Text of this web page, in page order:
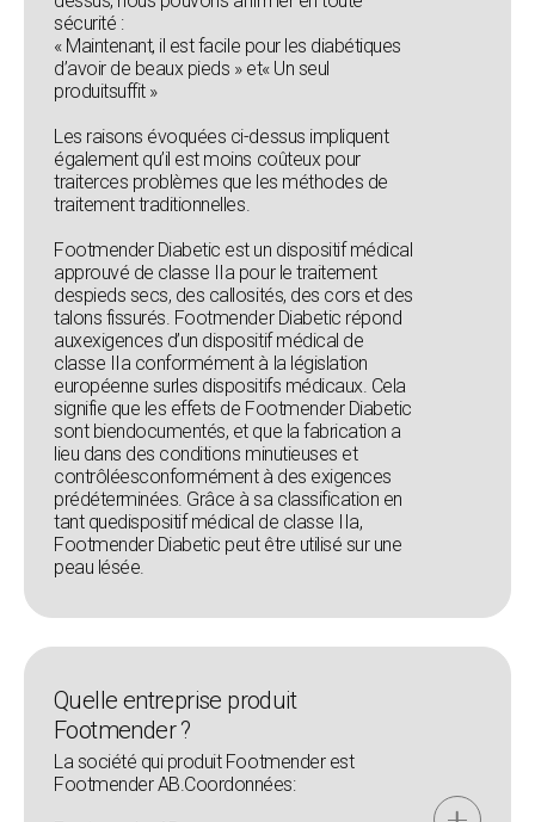
sécurité :
« Maintenant, il est facile pour les diabétiques
d’avoir de beaux pieds » et« Un seul
produitsuffit »
Les raisons évoquées ci-dessus impliquent
également qu’il est moins coûteux pour
traiterces problèmes que les méthodes de
traitement traditionnelles.
Footmender Diabetic est un dispositif médical
approuvé de classe IIa pour le traitement
despieds secs, des callosités, des cors et des
talons fissurés. Footmender Diabetic répond
auxexigences d’un dispositif médical de
classe IIa conformément à la législation
européenne surles dispositifs médicaux. Cela
signifie que les effets de Footmender Diabetic
sont biendocumentés, et que la fabrication a
lieu dans des conditions minutieuses et
contrôléesconformément à des exigences
prédéterminées. Grâce à sa classification en
tant quedispositif médical de classe IIa,
Footmender Diabetic peut être utilisé sur une
peau lésée.
Quelle entreprise produit
Footmender ?
La société qui produit Footmender est
Footmender AB.Coordonnées: